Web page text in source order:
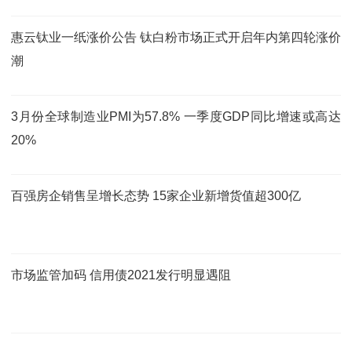
惠云钛业一纸涨价公告 钛白粉市场正式开启年内第四轮涨价
潮
3月份全球制造业PMI为57.8% 一季度GDP同比增速或高达
20%
百强房企销售呈增长态势 15家企业新增货值超300亿
市场监管加码 信用债2021发行明显遇阻